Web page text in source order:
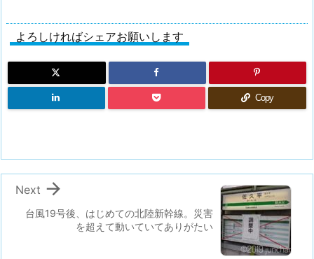
よろしければシェアお願いします
Copy
台風19号後、はじめての北陸新幹線。災害
を超えて動いていてありがたい

Next